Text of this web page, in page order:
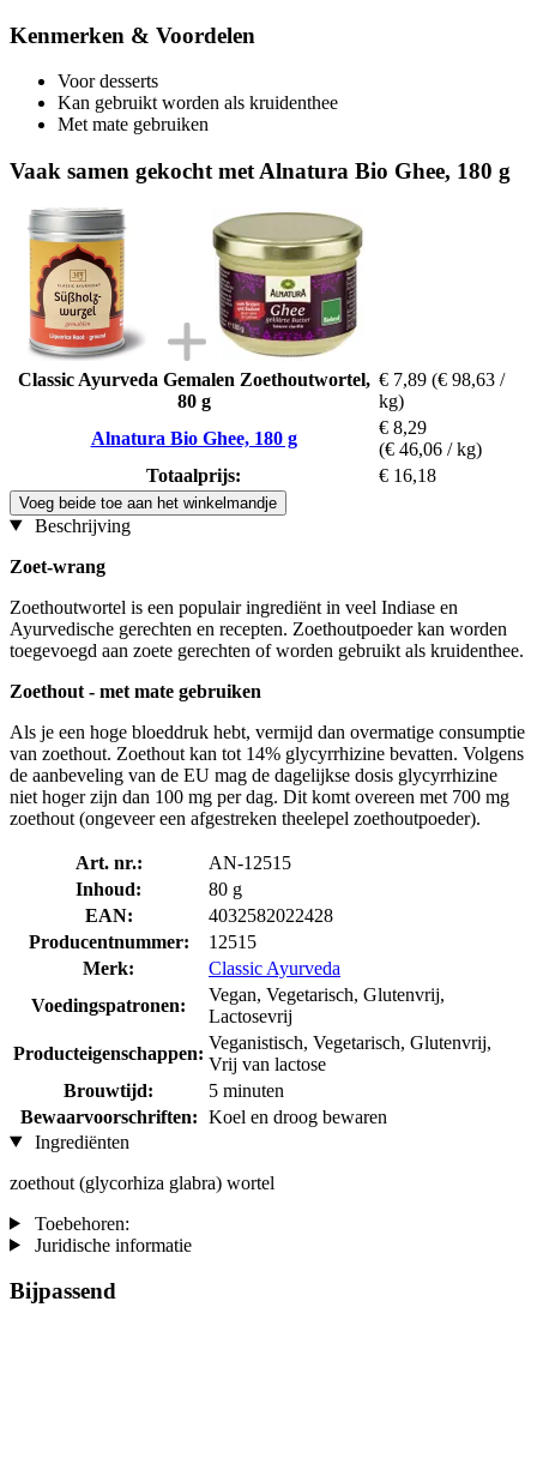
Kenmerken & Voordelen
Voor desserts
Kan gebruikt worden als kruidenthee
Met mate gebruiken
Vaak samen gekocht met Alnatura Bio Ghee, 180 g
Classic Ayurveda Gemalen Zoethoutwortel,
80 g
€ 7,89 (€ 98,63 /
kg)
Alnatura Bio Ghee, 180 g
€ 8,29
(€ 46,06 / kg)
Totaalprijs:
€ 16,18
Voeg beide toe aan het winkelmandje
Beschrijving
Zoet-wrang
Zoethoutwortel is een populair ingrediënt in veel Indiase en
Ayurvedische gerechten en recepten. Zoethoutpoeder kan worden
toegevoegd aan zoete gerechten of worden gebruikt als kruidenthee.
Zoethout - met mate gebruiken
Als je een hoge bloeddruk hebt, vermijd dan overmatige consumptie
van zoethout. Zoethout kan tot 14% glycyrrhizine bevatten. Volgens
de aanbeveling van de EU mag de dagelijkse dosis glycyrrhizine
niet hoger zijn dan 100 mg per dag. Dit komt overeen met 700 mg
zoethout (ongeveer een afgestreken theelepel zoethoutpoeder).
Art. nr.:
AN-12515
Inhoud:
80 g
EAN:
4032582022428
Producentnummer:
12515
Merk:
Classic Ayurveda
Voedingspatronen:
Vegan, Vegetarisch, Glutenvrij,
Lactosevrij
Producteigenschappen:
Veganistisch, Vegetarisch, Glutenvrij,
Vrij van lactose
Brouwtijd:
5 minuten
Bewaarvoorschriften: Koel en droog bewaren
Ingrediënten
zoethout (glycorhiza glabra) wortel
Toebehoren:
Juridische informatie
Bijpassend